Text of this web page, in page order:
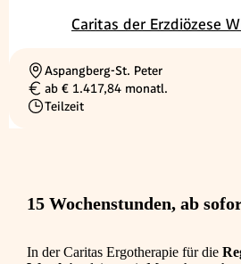
Caritas der Erzdiözese
Ortschaft
Aspangberg-St. Peter
Gehalt
ab € 1.417,84 monatl.
Beschäftigungsart
Teilzeit
15 Wochenstunden, ab
In der Caritas Ergotherapie für die